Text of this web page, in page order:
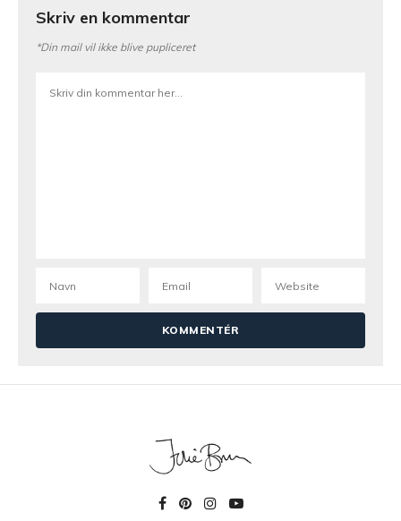
Skriv en kommentar
*Din mail vil ikke blive pupliceret